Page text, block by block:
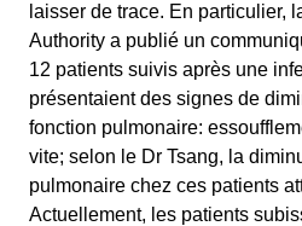
laisser de trace. En particulier,
Authority a publié un
12 patients suivis après une
présentaient des signes de
fonction pulmonaire:
vite; selon le Dr Tsang, la
pulmonaire chez ces patients
Actuellement, les patients